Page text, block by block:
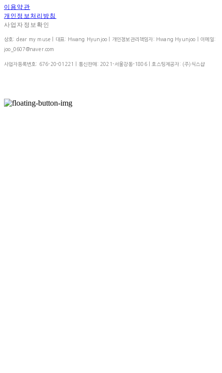
이용약관
개인정보처리방침
사업자정보확인
상호: dear my muse | 대표: Hwang Hyunjoo | 개인정보관리책임자: Hwang Hyunjoo | 이메일:
joo_0607@naver.com
사업자등록번호: 676-20-01221 | 통신판매: 2021-서울강동-1806| 호스팅제공자: (주)식스샵